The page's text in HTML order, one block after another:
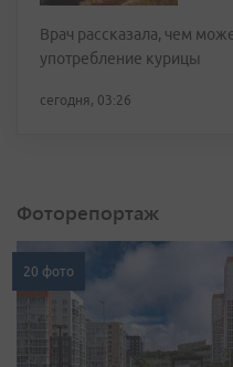
Врач рассказала, чем
употребление курицы
сегодня, 03:26
Фоторепортаж
20 фото